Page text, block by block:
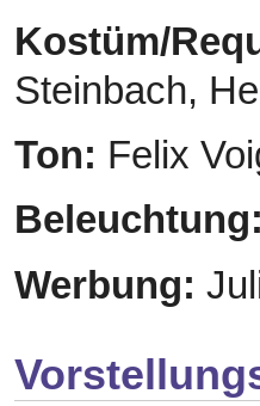
Kostüm/
Steinbach,
Ton: Felix
Werbung: